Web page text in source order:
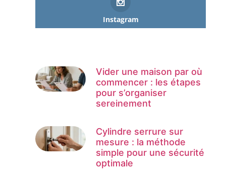
Instagram
Vider une maison par où
commencer : les étapes
pour s’organiser
sereinement
Cylindre serrure sur
mesure : la méthode
simple pour une sécurité
optimale